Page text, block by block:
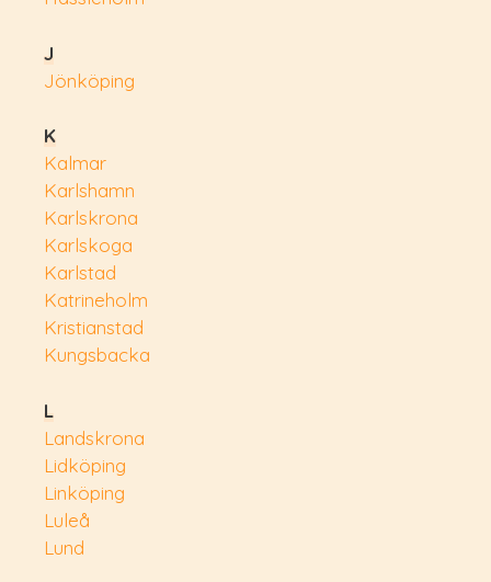
J
Jönköping
K
Kalmar
Karlshamn
Karlskrona
Karlskoga
Karlstad
Katrineholm
Kristianstad
Kungsbacka
L
Landskrona
Lidköping
Linköping
Luleå
Lund